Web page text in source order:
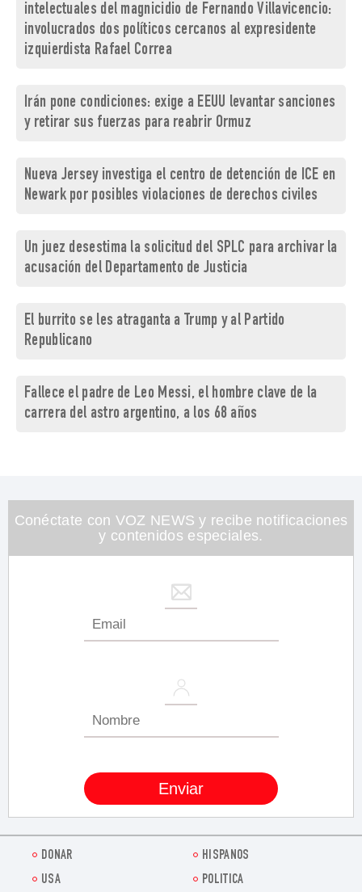
intelectuales del magnicidio de Fernando Villavicencio:
involucrados dos políticos cercanos al expresidente
izquierdista Rafael Correa
Irán pone condiciones: exige a EEUU levantar sanciones
y retirar sus fuerzas para reabrir Ormuz
Nueva Jersey investiga el centro de detención de ICE en
Newark por posibles violaciones de derechos civiles
Un juez desestima la solicitud del SPLC para archivar la
acusación del Departamento de Justicia
El burrito se les atraganta a Trump y al Partido
Republicano
Fallece el padre de Leo Messi, el hombre clave de la
carrera del astro argentino, a los 68 años
Conéctate con VOZ NEWS y recibe notificaciones
y contenidos especiales.
DONAR
HISPANOS
USA
POLITICA